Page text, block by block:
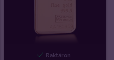
Raktáron